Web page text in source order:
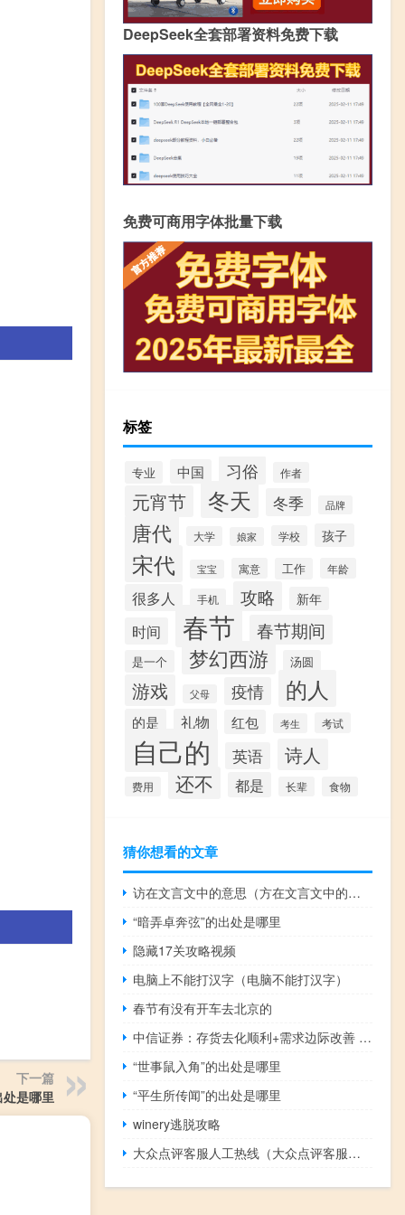
下一篇
处是哪里
DeepSeek全套部署资料免费下载
免费可商用字体批量下载
标签
专业 中国 习俗 作者
元宵节 冬天 冬季 品牌
唐代 大学 娘家 学校 孩子
宋代 宝宝 寓意 工作 年龄
很多人 手机 攻略 新年
时间 春节 春节期间
是一个 梦幻西游 汤圆
游戏 父母 疫情 的人
的是 礼物 红包 考生 考试
自己的 英语 诗人
费用 还不 都是 长辈 食物
猜你想看的文章
访在文言文中的意思（方在文言文中的意思）
“暗弄卓奔弦”的出处是哪里
隐藏17关攻略视频
电脑上不能打汉字（电脑不能打汉字）
春节有没有开车去北京的
中信证券：存货去化顺利+需求边际改善 PC市场将迎温和复苏
“世事鼠入角”的出处是哪里
“平生所传闻”的出处是哪里
winery逃脱攻略
大众点评客服人工热线（大众点评客服电话人工服务）